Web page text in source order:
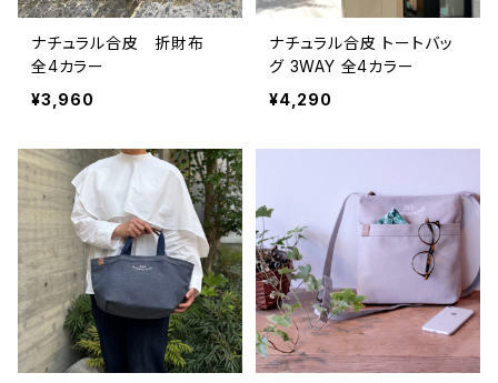
ナチュラル合皮 折財布
全4カラー
¥3,960
ナチュラル合皮 トートバッ
グ 3WAY 全4カラー
¥4,290